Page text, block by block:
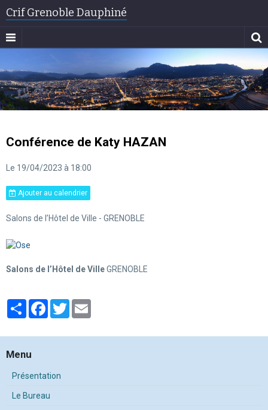
Crif Grenoble Dauphiné
Conférence de Katy HAZAN
Le 19/04/2023 à 18:00
Ajouter au calendrier
Salons de l’Hôtel de Ville - GRENOBLE
Salons de l’Hôtel de VilleGRENOBLE
PartagerFacebook
Twitter
Menu
Présentation
Le Bureau